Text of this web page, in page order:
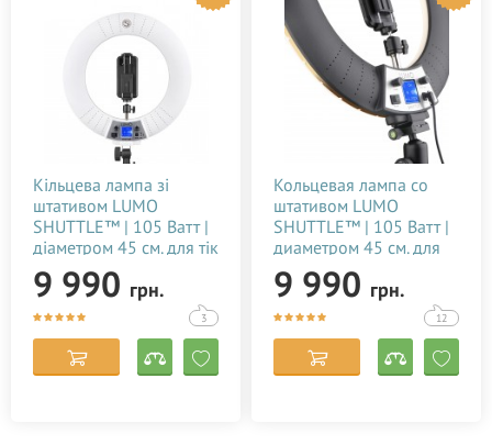
Кільцева лампа зі
штативом LUMO
SHUTTLE™ | 105 Ватт |
діаметром 45 см. для тік
току, фото,
відеозйомки, блогерів,
візажиста купити
(Києві) 22102022
9 990 грн.
3
Кольцевая лампа со
штативом LUMO
SHUTTLE™ | 105 Ватт |
диаметром 45 см. для
тик тока, селфи, фото,
видео, блогеров,
визажиста купить
недорого в Украине
(Киеве) 15082022
9 990 грн.
12